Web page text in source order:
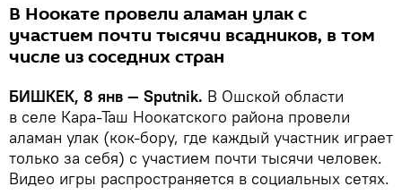
В Ноокате провели аламан улак с
участием почти тысячи всадников, в том
числе из соседних стран
БИШКЕК, 8 янв — Sputnik. В Ошской области
в селе Кара-Таш Ноокатского района провели
аламан улак (кок-бору, где каждый участник играет
только за себя) с участием почти тысячи человек.
Видео игры распространяется в социальных сетях.